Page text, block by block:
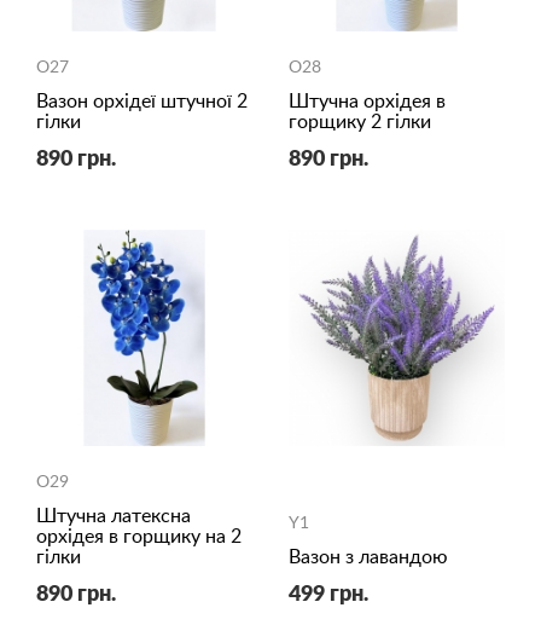
O27
Вазон орхідеї штучної 2
гілки
890 грн.
O28
Штучна орхідея в
горщику 2 гілки
890 грн.
O29
Штучна латексна
орхідея в горщику на 2
гілки
890 грн.
Y1
Вазон з лавандою
499 грн.